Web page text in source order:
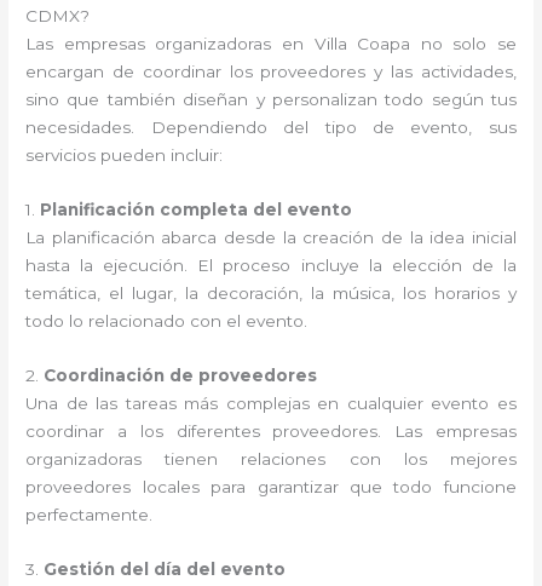
CDMX?
Las empresas organizadoras en Villa Coapa no solo se
encargan de coordinar los proveedores y las actividades,
sino que también diseñan y personalizan todo según tus
necesidades. Dependiendo del tipo de evento, sus
servicios pueden incluir:
1. Planificación completa del evento
La planificación abarca desde la creación de la idea inicial
hasta la ejecución. El proceso incluye la elección de la
temática, el lugar, la decoración, la música, los horarios y
todo lo relacionado con el evento.
2. Coordinación de proveedores
Una de las tareas más complejas en cualquier evento es
coordinar a los diferentes proveedores. Las empresas
organizadoras tienen relaciones con los mejores
proveedores locales para garantizar que todo funcione
perfectamente.
3. Gestión del día del evento